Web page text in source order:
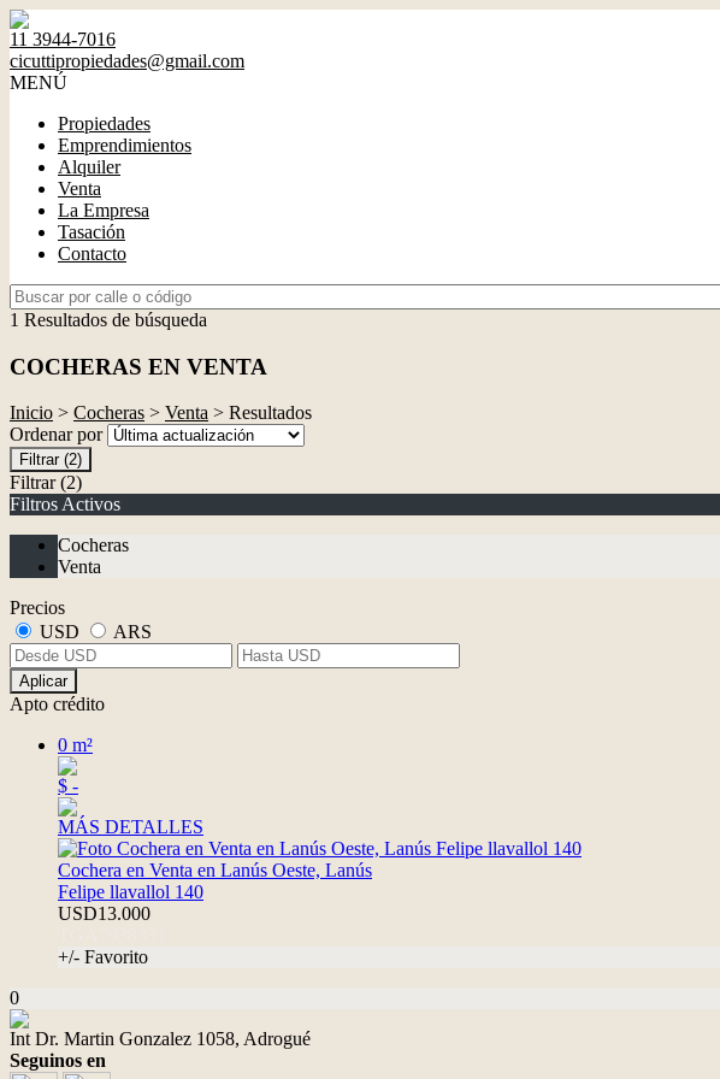
11 3944-7016
cicuttipropiedades@gmail.com
MENÚ
Propiedades
Emprendimientos
Alquiler
Venta
La Empresa
Tasación
Contacto
1 Resultados de búsqueda
COCHERAS EN VENTA
Inicio > Cocheras > Venta > Resultados
Ordenar por
Filtrar (2)
Filtrar (2)
Filtros Activos
Cocheras
Venta
Precios
USD
ARS
Aplicar
Apto crédito
0 m²
$ -
MÁS DETALLES
Cochera en Venta en Lanús Oeste, Lanús
Felipe llavallol 140
USD13.000
+/- Favorito
0
Int Dr. Martin Gonzalez 1058, Adrogué
Seguinos en